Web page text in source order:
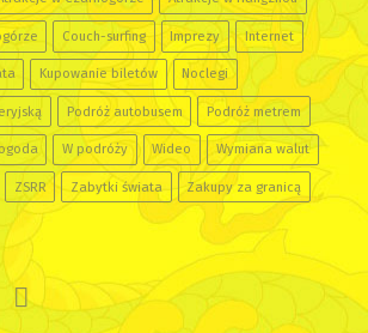
Couch-surfing Imprezy Internet
Kupowanie biletów Noclegi
Podróż autobusem Podróż metrem
W podróży Wideo Wymiana walut
ZSRR Zabytki świata Zakupy za granicą